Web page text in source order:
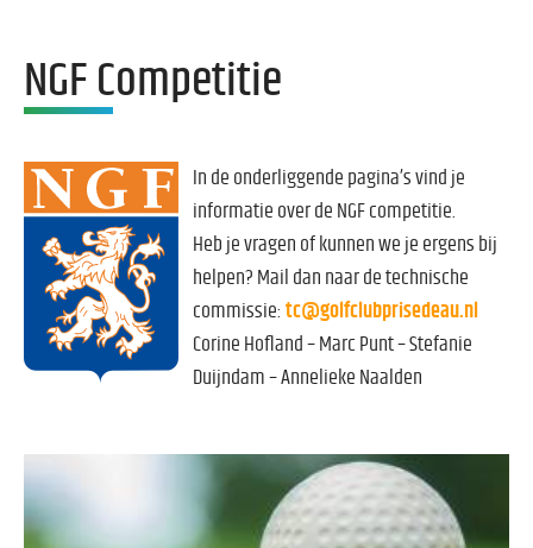
NGF Competitie
In de onderliggende pagina’s vind je
informatie over de NGF competitie.
Heb je vragen of kunnen we je ergens bij
helpen? Mail dan naar de technische
commissie: tc@golfclubprisedeau.nl
Corine Hofland – Marc Punt – Stefanie
Duijndam – Annelieke Naalden